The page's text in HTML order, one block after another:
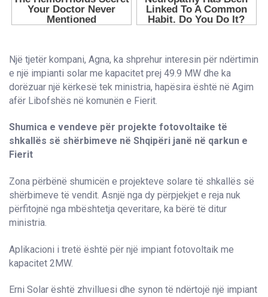
Një tjetër kompani, Agna, ka shprehur interesin për ndërtimin
e një impianti solar me kapacitet prej 49.9 MW dhe ka
dorëzuar një kërkesë tek ministria, hapësira është në Agim
afër Libofshës në komunën e Fierit.
Shumica e vendeve për projekte fotovoltaike të
shkallës së shërbimeve në Shqipëri janë në qarkun e
Fierit
Zona përbënë shumicën e projekteve solare të shkallës së
shërbimeve të vendit. Asnjë nga dy përpjekjet e reja nuk
përfitojnë nga mbështetja qeveritare, ka bërë të ditur
ministria.
Aplikacioni i tretë është për një impiant fotovoltaik me
kapacitet 2MW.
Erni Solar është zhvilluesi dhe synon të ndërtojë një impiant